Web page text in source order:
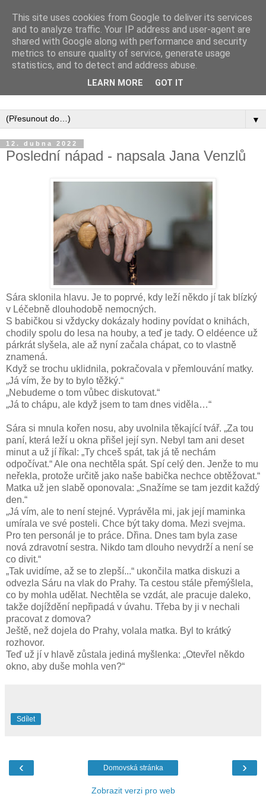
Inspirujte se tím, co píší posluchači kurzů a co se na nich
▼
12. dubna 2022
Poslední nápad - napsala Jana Venzlů
Sára sklonila hlavu. Je to poprvé, kdy leží někdo jí tak blízký
v Léčebně dlouhodobě nemocných.
S babičkou si vždycky dokázaly hodiny povídat o knihách,
chodily spolu do lesa na houby, a teď je tady. O eldéence už
párkrát slyšela, ale až nyní začala chápat, co to vlastně
znamená.
Když se trochu uklidnila, pokračovala v přemlouvání matky.
„Já vím, že by to bylo těžký.“
„Nebudeme o tom vůbec diskutovat.“
„Já to chápu, ale když jsem to tam dnes viděla…“
Sára si mnula kořen nosu, aby uvolnila těkající tvář. „Za tou
paní, která leží u okna přišel její syn. Nebyl tam ani deset
minut a už jí říkal: „Ty chceš spát, tak já tě nechám
odpočívat.“ Ale ona nechtěla spát. Spí celý den. Jenže to mu
neřekla, protože určitě jako naše babička nechce obtěžovat.“
Matka už jen slabě oponovala: „Snažíme se tam jezdit každý
den.“
„Já vím, ale to není stejné. Vyprávěla mi, jak její maminka
umírala ve své posteli. Chce být taky doma. Mezi svejma.
Pro ten personál je to práce. Dřina. Dnes tam byla zase
nová zdravotní sestra. Nikdo tam dlouho nevydrží a není se
co divit.“
„Tak uvidíme, až se to zlepší...“ ukončila matka diskuzi a
odvezla Sáru na vlak do Prahy. Ta cestou stále přemýšlela,
co by mohla udělat. Nechtěla se vzdát, ale pracuje daleko,
takže dojíždění nepřipadá v úvahu. Třeba by ji v nechali
pracovat z domova?
Ještě, než dojela do Prahy, volala matka. Byl to krátký
rozhovor.
Teď už jí v hlavě zůstala jediná myšlenka: „Otevřel někdo
okno, aby duše mohla ven?“
Sdílet
‹ ›
Domovská stránka
Zobrazit verzi pro web
This site uses cookies from Google to deliver its services
and to analyze traffic. Your IP address and user-agent are
shared with Google along with performance and security
metrics to ensure quality of service, generate usage
statistics, and to detect and address abuse.
LEARN MORE GOT IT